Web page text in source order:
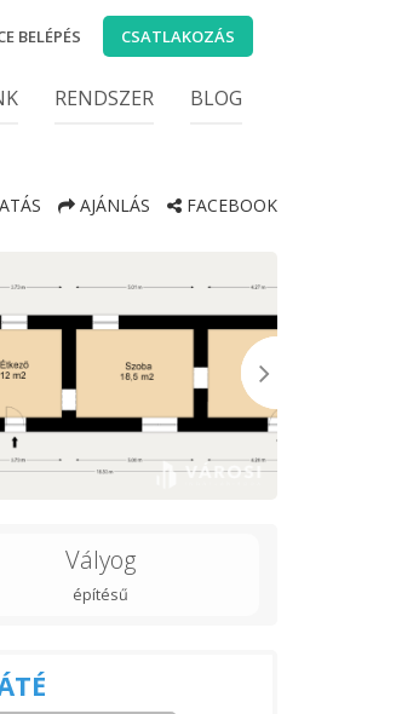
BELÉPÉS CSATLAKOZÁS
RENDSZER BLOG
AJÁNLÁS FACEBOOK
Vályog
építésű